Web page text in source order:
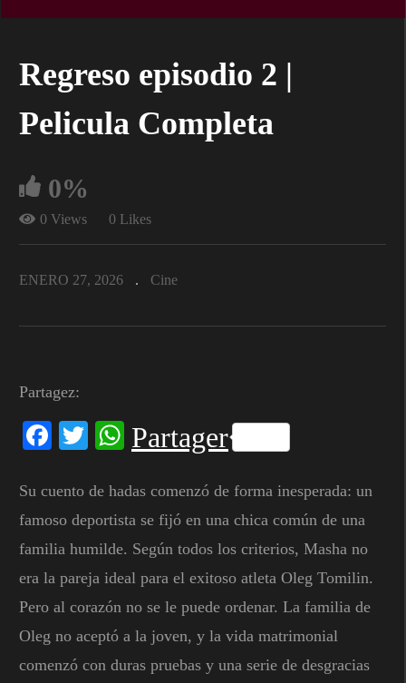
Regreso episodio 2 |
Pelicula Completa
0%
0 Views 0 Likes
ENERO 27, 2026 Cine
Partagez:
Facebook
Twitter
WhatsApp
Partager
Su cuento de hadas comenzó de forma inesperada: un
famoso deportista se fijó en una chica común de una
familia humilde. Según todos los criterios, Masha no
era la pareja ideal para el exitoso atleta Oleg Tomilin.
Pero al corazón no se le puede ordenar. La familia de
Oleg no aceptó a la joven, y la vida matrimonial
comenzó con duras pruebas y una serie de desgracias